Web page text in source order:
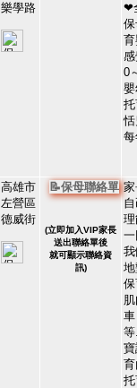
樂學路
❤
0
高雄市
左營區
德威街
📝保母聯絡單
(立即加入VIP家長
送出聯絡單後
就可顯示聯絡資
訊)